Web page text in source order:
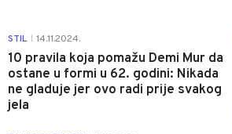
STIL 14.11.2024.
10 pravila koja pomažu Demi Mur da
ostane u formi u 62. godini: Nikada
ne gladuje jer ovo radi prije svakog
jela